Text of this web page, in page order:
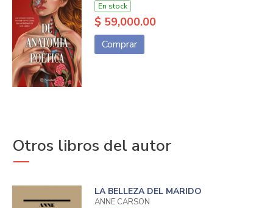
En stock
$ 59,000.00
Comprar
Otros libros del autor
LA BELLEZA DEL MARIDO
ANNE CARSON